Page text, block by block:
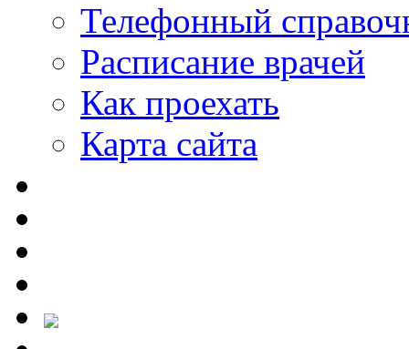
Телефонный
Расписание врачей
Как проехать
Карта сайта